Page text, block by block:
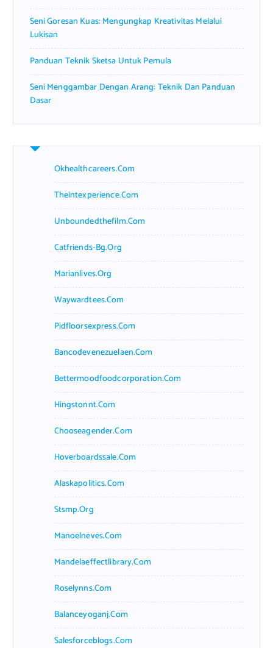
Seni Goresan Kuas: Mengungkap Kreativitas Melalui
Lukisan
Panduan Teknik Sketsa Untuk Pemula
Seni Menggambar Dengan Arang: Teknik Dan Panduan
Dasar
Okhealthcareers.com
Theintexperience.com
Unboundedthefilm.com
Catfriends-Bg.org
Marianlives.org
Waywardtees.com
Pidfloorsexpress.com
Bancodevenezuelaen.com
Bettermoodfoodcorporation.com
Hingstonnt.com
Chooseagender.com
Hoverboardssale.com
Alaskapolitics.com
Stsmp.org
Manoelneves.com
Mandelaeffectlibrary.com
Roselynns.com
Balanceyoganj.com
Salesforceblogs.com